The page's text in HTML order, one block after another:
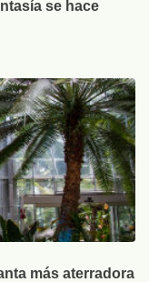
se hace
más aterradora